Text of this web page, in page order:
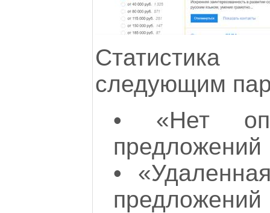
следующим
• «Нет
предложений
•
предложений